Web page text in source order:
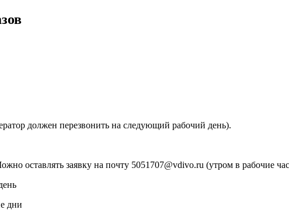
должен перезвонить на следующий рабочий день).
оставлять заявку на почту 5051707@vdivo.ru (утром в рабочие
дни